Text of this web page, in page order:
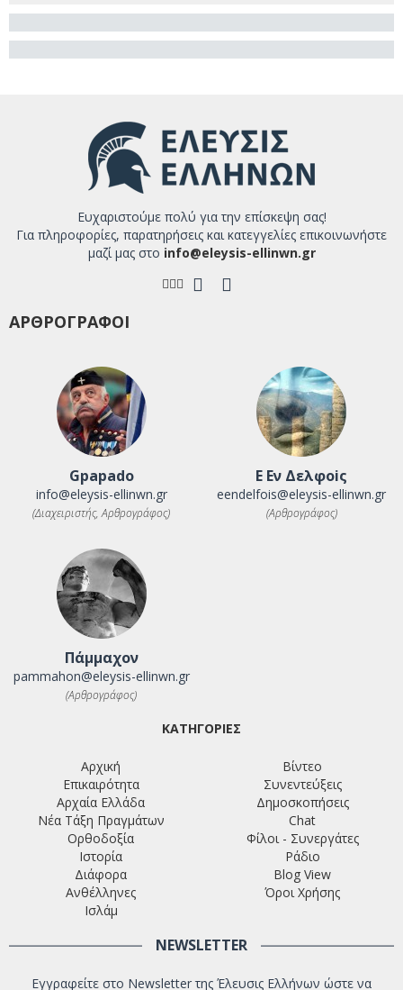
Ευχαριστούμε πολύ για την επίσκεψη σας!
Για πληροφορίες, παρατηρήσεις και κατεγγελίες επικοινωνήστε
μαζί μας στο info@eleysis-ellinwn.gr
ΑΡΘΡΟΓΡΑΦΟΙ
Gpapado
info@eleysis-ellinwn.gr
(Διαχειριστής, Αρθρογράφος)
Ε Εν Δελφοiς
eendelfois@eleysis-ellinwn.gr
(Αρθρογράφος)
Πάμμαχον
pammahon@eleysis-ellinwn.gr
(Αρθρογράφος)
ΚΑΤΗΓΟΡΙΕΣ
Αρχική
Επικαιρότητα
Αρχαία Ελλάδα
Νέα Τάξη Πραγμάτων
Ορθοδοξία
Ιστορία
Διάφορα
Ανθέλληνες
Ισλάμ
Βίντεο
Συνεντεύξεις
Δημοσκοπήσεις
Chat
Φίλοι - Συνεργάτες
Ράδιο
Blog View
Όροι Χρήσης
NEWSLETTER
Εγγραφείτε στο Newsletter της Έλευσις Ελλήνων ώστε να